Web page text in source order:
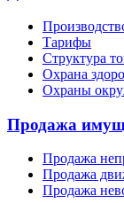
Тарифы
Структура
Охрана
Охраны
Продажа
Продажа
Продажа
Продажа